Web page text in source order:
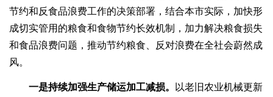
节约和反食品浪费工作的决策部署，结合本市实际，加快形
成切实管用的粮食和食物节约长效机制，加力解决粮食损失
和食品浪费问题，推动节约粮食、反对浪费在全社会蔚然成
风。
一是持续加强生产储运加工减损。
以老旧农业机械更新